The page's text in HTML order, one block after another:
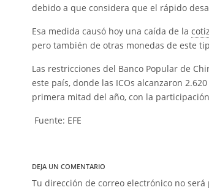
debido a que considera que el rápido
Esa medida causó hoy una caída de la
pero también de otras monedas de este
Las restricciones del Banco Popular de
este país, donde las ICOs alcanzaron
primera mitad del año, con la
Fuente: EFE
DEJA UN COMENTARIO
Tu dirección de correo electrónico no será